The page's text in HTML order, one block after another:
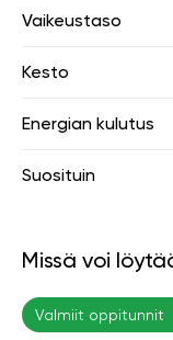
Vaikeustaso
Kesto
Energian kulutus
Suosituin
Missä voi
Valmiit oppitunnit